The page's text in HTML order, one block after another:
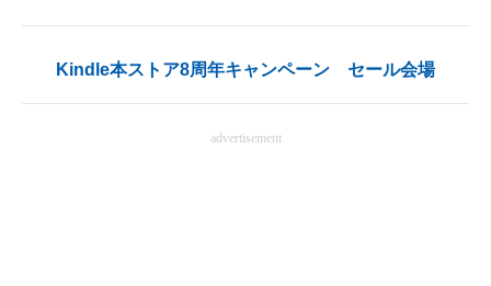
モノづくり技術者専門サイト
Kindle本ストア8周年キャンペーン セール会場
advertisement